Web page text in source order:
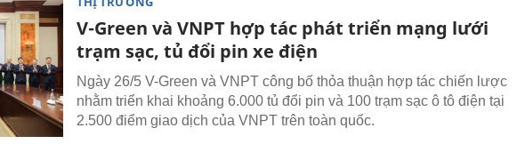
V-Green và VNPT hợp tác phát triển mạng lưới
trạm sạc, tủ đổi pin xe điện
Ngày 26/5 V-Green và VNPT công bố thỏa thuận hợp tác chiến lược
nhằm triển khai khoảng 6.000 tủ đổi pin và 100 trạm sạc ô tô điện tại
2.500 điểm giao dịch của VNPT trên toàn quốc.